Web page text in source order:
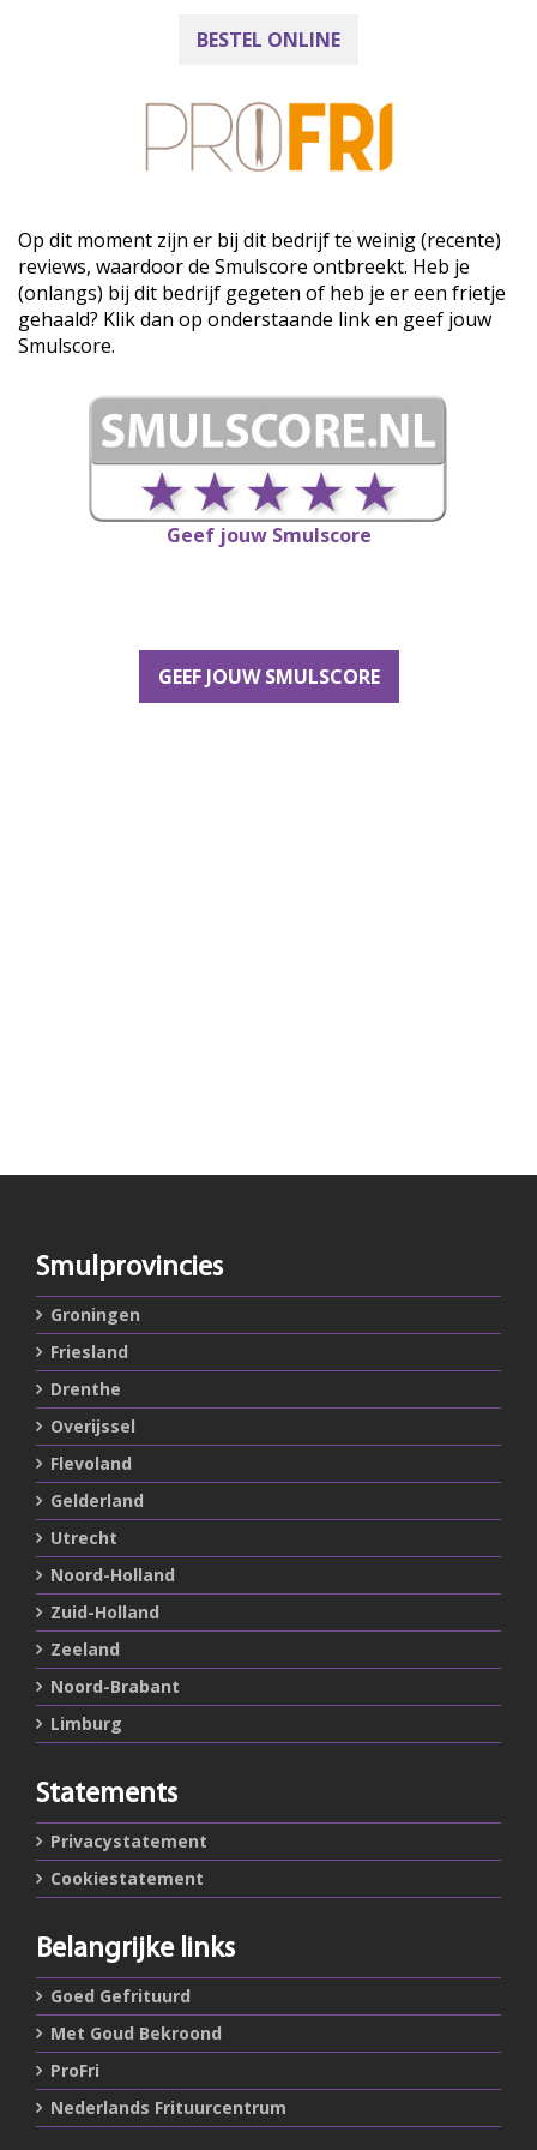
BESTEL ONLINE
Op dit moment zijn er bij dit bedrijf te weinig (recente)
reviews, waardoor de Smulscore ontbreekt. Heb je
(onlangs) bij dit bedrijf gegeten of heb je er een frietje
gehaald? Klik dan op onderstaande link en geef jouw
Smulscore.
Geef jouw Smulscore
GEEF JOUW SMULSCORE
Smulprovincies
Groningen
Friesland
Drenthe
Overijssel
Flevoland
Gelderland
Utrecht
Noord-Holland
Zuid-Holland
Zeeland
Noord-Brabant
Limburg
Statements
Privacystatement
Cookiestatement
Belangrijke links
Goed Gefrituurd
Met Goud Bekroond
ProFri
Nederlands Frituurcentrum